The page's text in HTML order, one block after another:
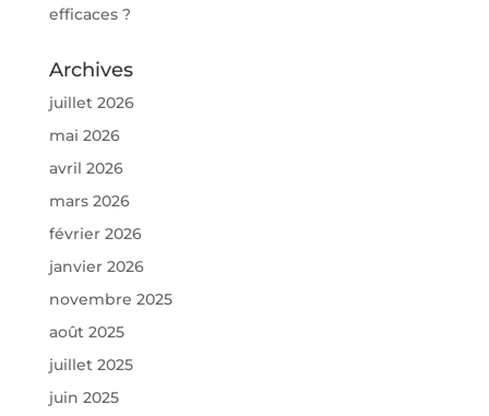
efficaces ?
Archives
juillet 2026
mai 2026
avril 2026
mars 2026
février 2026
janvier 2026
novembre 2025
août 2025
juillet 2025
juin 2025